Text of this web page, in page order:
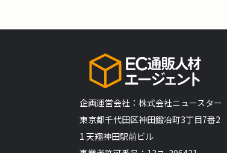
企画運営会社：株式会社ニュースター
​東京都千代田区神田鍛冶町3丁目7番2
1 天翔神田駅前ビル